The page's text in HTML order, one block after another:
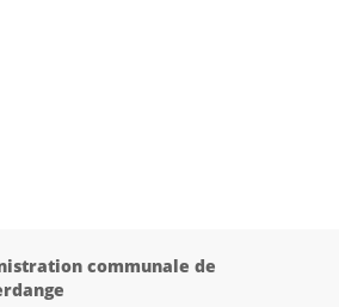
communale de